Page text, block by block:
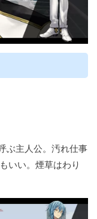
ぶ主人公。汚れ仕事
いい。煙草はわり